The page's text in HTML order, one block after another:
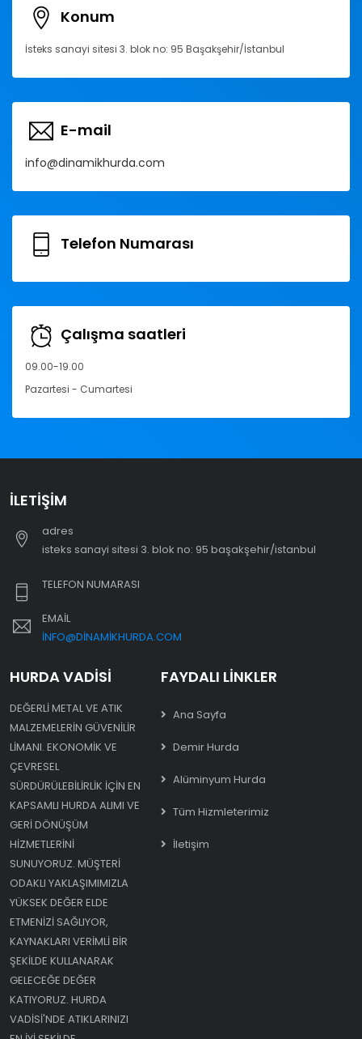
Konum
İsteks sanayi sitesi 3. blok no: 95 Başakşehir/İstanbul
E-mail
info@dinamikhurda.com
Telefon Numarası
Çalışma saatleri
09.00-19.00
Pazartesi - Cumartesi
İLETIŞIM
adres
i̇steks sanayi sitesi 3. blok no: 95 başakşehir/i̇stanbul
TELEFON NUMARASI
EMAIL
INFO@DINAMIKHURDA.COM
HURDA VADISI
DEĞERLI METAL VE ATIK
MALZEMELERIN GÜVENILIR
LIMANI. EKONOMIK VE
ÇEVRESEL
SÜRDÜRÜLEBILIRLIK IÇIN EN
KAPSAMLI HURDA ALIMI VE
GERI DÖNÜŞÜM
HIZMETLERINI
SUNUYORUZ. MÜŞTERI
ODAKLI YAKLAŞIMIMIZLA
YÜKSEK DEĞER ELDE
ETMENIZI SAĞLIYOR,
KAYNAKLARI VERIMLI BIR
ŞEKILDE KULLANARAK
GELECEĞE DEĞER
KATIYORUZ. HURDA
VADISI'NDE ATIKLARINIZI
FAYDALI LINKLER
Ana Sayfa
Demir Hurda
Alüminyum Hurda
Tüm Hizmleterimiz
İletişim